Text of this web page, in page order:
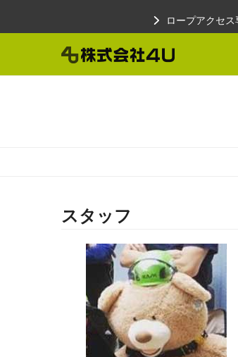
ロープアクセ
スタッフ